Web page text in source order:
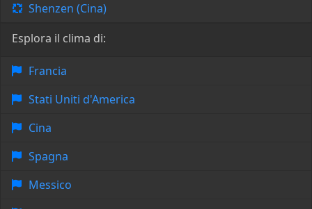
Shenzen (Cina)
Esplora il clima di:
Francia
Stati Uniti d'America
Cina
Spagna
Messico